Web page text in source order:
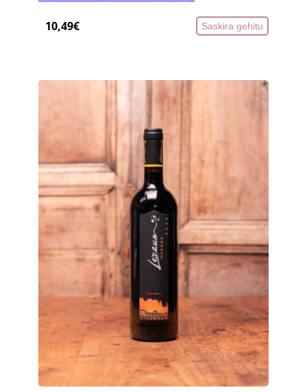
10,49€ Saskira gehitu